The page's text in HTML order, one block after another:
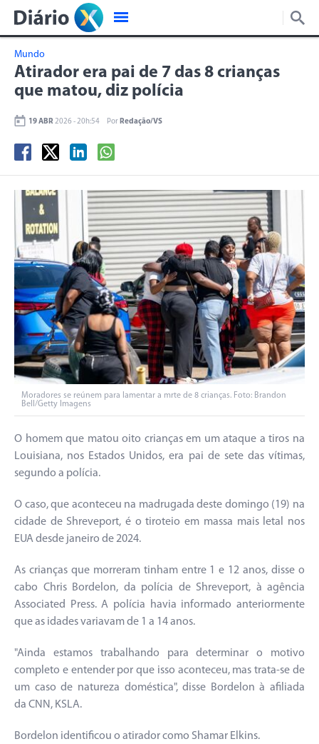
Mundo
Atirador era pai de 7 das 8 crianças
que matou, diz polícia
19 ABR 2026 - 20h:54 Por Redação/VS
Moradores se reúnem para lamentar a mrte de 8 crianças. Foto: Brandon
Bell/Getty Imagens
O homem que matou oito crianças em um ataque a tiros na
Louisiana, nos Estados Unidos, era pai de sete das vítimas,
segundo a polícia.
O caso, que aconteceu na madrugada deste domingo (19) na
cidade de Shreveport, é o tiroteio em massa mais letal nos
EUA desde janeiro de 2024.
As crianças que morreram tinham entre 1 e 12 anos, disse o
cabo Chris Bordelon, da polícia de Shreveport, à agência
Associated Press. A polícia havia informado anteriormente
que as idades variavam de 1 a 14 anos.
"Ainda estamos trabalhando para determinar o motivo
completo e entender por que isso aconteceu, mas trata-se de
um caso de natureza doméstica", disse Bordelon à afiliada
da CNN, KSLA.
Bordelon identificou o atirador como Shamar Elkins.